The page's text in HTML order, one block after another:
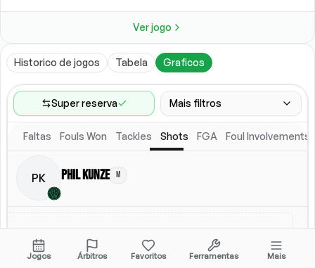
Ver jogo
Historico de jogos Tabela Graficos
Super reserva Mais filtros
Faixa de jogos
Competicoes
Ligas(4
Todos Escalacao titular
Faltas Fouls Won Tackles Shots FGA Foul Involvements
PK Phil Kunze M
Jogos Árbitros Favoritos Ferramentas Mais